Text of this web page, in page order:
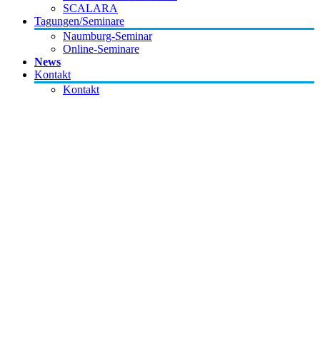
SCALARA
Tagungen/Seminare
Naumburg-Seminar
Online-Seminare
News
Kontakt
Kontakt